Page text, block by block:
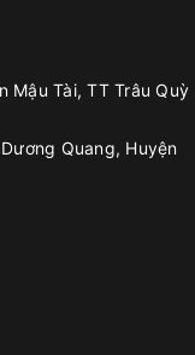
Mậu Tài, TT Trâu Quỳ
Quang, Huyện